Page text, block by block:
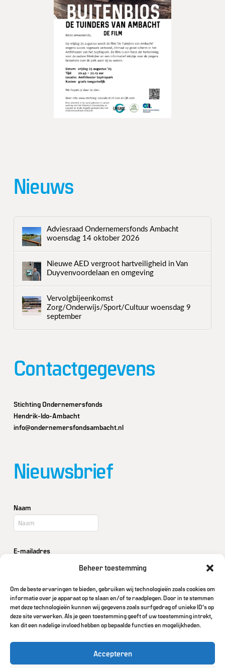
Beheer toestemming
Om de beste ervaringen te bieden, gebruiken wij technologieën zoals cookies om
informatie over je apparaat op te slaan en/of te raadplegen. Door in te stemmen
met deze technologieën kunnen wij gegevens zoals surfgedrag of unieke ID's op
deze site verwerken. Als je geen toestemming geeft of uw toestemming intrekt,
kan dit een nadelige invloed hebben op bepaalde functies en mogelijkheden.
Accepteren
Nieuws
Adviesraad Ondernemersfonds Ambacht
woensdag 14 oktober 2026
Nieuwe AED vergroot hartveiligheid in Van
Duyvenvoordelaan en omgeving
Vervolgbijeenkomst
Zorg/Onderwijs/Sport/Cultuur woensdag 9
september
Contactgegevens
Stichting Ondernemersfonds
Hendrik-Ido-Ambacht
info@ondernemersfondsambacht.nl
Nieuwsbrief
Naam
E-mailadres
Bedrijf / Organisatie